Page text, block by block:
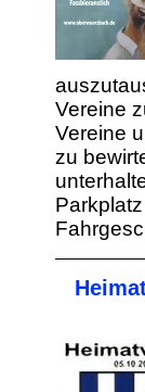
Vereine
Vereine
zu